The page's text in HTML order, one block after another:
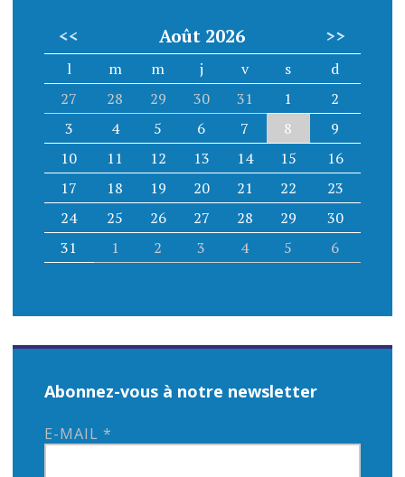
l
e
<< Août 2026 >>
l m m j v s
d
27
28 29 30 31 1
2
3
4 5 6 7 8
9
10
11 12 13 14 15
16
17
18 19 20 21 22
23
24
25 26 27 28 29
30
31
1 2 3 4 5 6
Abonnez-vous à notre newsletter
E-MAIL *